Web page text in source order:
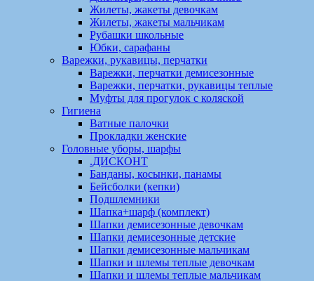
Жилеты, жакеты девочкам
Жилеты, жакеты мальчикам
Рубашки школьные
Юбки, сарафаны
Варежки, рукавицы, перчатки
Варежки, перчатки демисезонные
Варежки, перчатки, рукавицы теплые
Муфты для прогулок с коляской
Гигиена
Ватные палочки
Прокладки женские
Головные уборы, шарфы
.ДИСКОНТ
Банданы, косынки, панамы
Бейсболки (кепки)
Подшлемники
Шапка+шарф (комплект)
Шапки демисезонные девочкам
Шапки демисезонные детские
Шапки демисезонные мальчикам
Шапки и шлемы теплые девочкам
Шапки и шлемы теплые мальчикам